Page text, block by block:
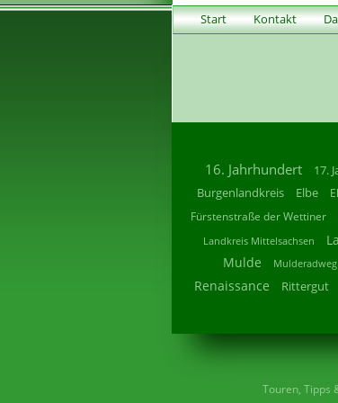
Start Kontakt
16. Jahrhundert 17.
Burgenlandkreis Elbe
Fürstenstraße der Wettiner
Landkreis Mittelsachsen
Mulde Mulderadweg
Renaissance Rittergut
Touren, Tipps